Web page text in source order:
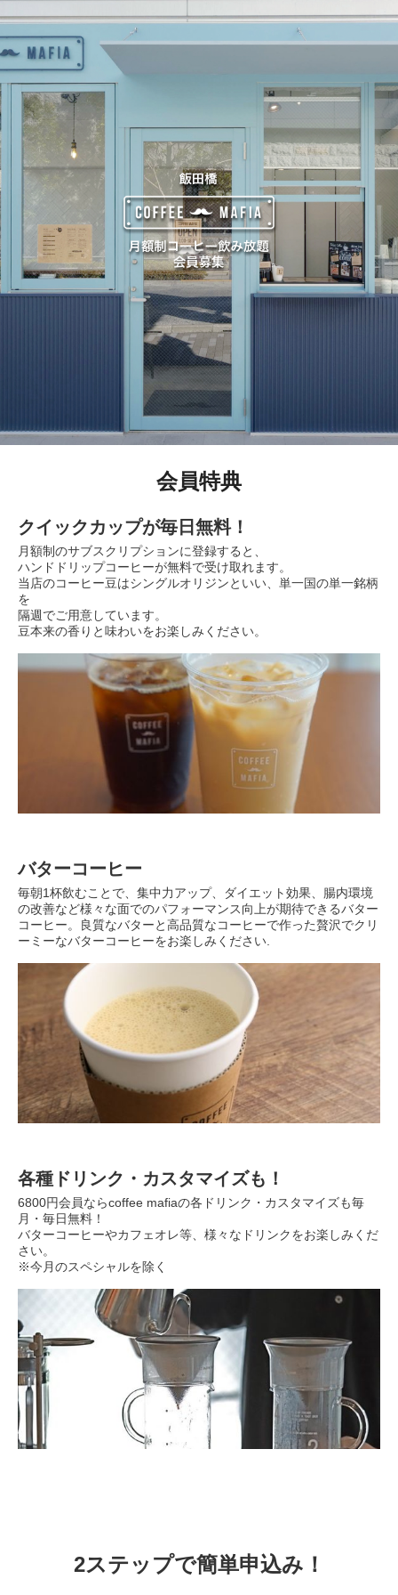
会員特典
クイックカップが毎日無料！
月額制のサブスクリプションに登録すると、
ハンドドリップコーヒーが無料で受け取れます。
当店のコーヒー豆はシングルオリジンといい、単一国の単一銘柄
を
隔週でご用意しています。
豆本来の香りと味わいをお楽しみください。
バターコーヒー
毎朝1杯飲むことで、集中力アップ、ダイエット効果、腸内環境
の改善など様々な面でのパフォーマンス向上が期待できるバター
コーヒー。良質なバターと高品質なコーヒーで作った贅沢でクリ
ーミーなバターコーヒーをお楽しみください.
各種ドリンク・カスタマイズも！
6800円会員ならcoffee mafiaの各ドリンク・カスタマイズも毎
月・毎日無料！
バターコーヒーやカフェオレ等、様々なドリンクをお楽しみくだ
さい。
※今月のスペシャルを除く
2ステップで簡単申込み！